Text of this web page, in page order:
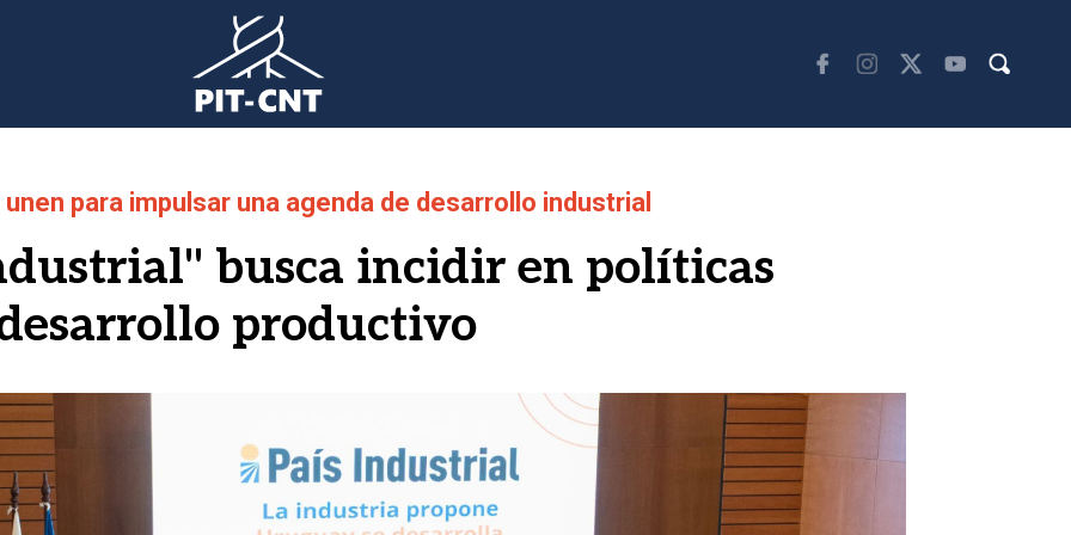
para impulsar una agenda de desarrollo industrial
busca incidir en políticas
productivo